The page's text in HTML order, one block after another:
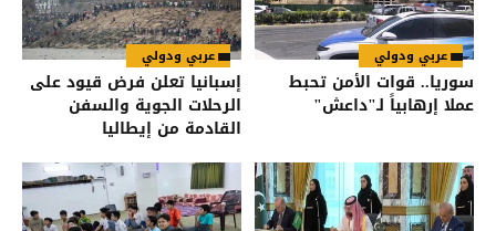
عربي ودولي
سوريا.. قوات الأمن تحبط
عملا إرهابياً لـ"داعش"
عربي ودولي
إسبانيا تعلن فرض قيود على
الرحلات الجوية والسفن
القادمة من إيطاليا